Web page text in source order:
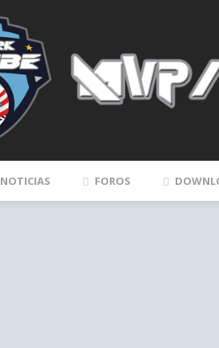
NOTICIAS FOROS